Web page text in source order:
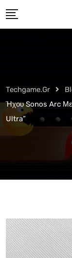
to
Techgame.gr
Ήχου Sonos Arc
Ultra”